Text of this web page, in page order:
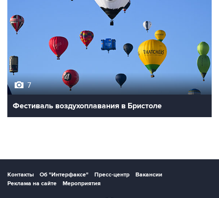
7
Фестиваль воздухоплавания в Бристоле
Контакты Об "Интерфаксе" Пресс-центр
Вакансии
Реклама на сайте
Мероприятия